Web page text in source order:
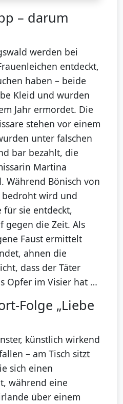
– darum
werden bei
entdeckt,
haben – beide
Kleid und wurden
Jahr ermordet. Die
stehen vor einem
unter falschen
bar bezahlt, die
Martina
Während Bönisch von
bedroht wird und
für sie entdeckt,
gegen die Zeit. Als
Faust ermittelt
ahnen die
dass der Täter
Opfer im Visier hat …
Folge „Liebe
künstlich wirkend
– am Tisch sitzt
sich einen
während eine
über einem